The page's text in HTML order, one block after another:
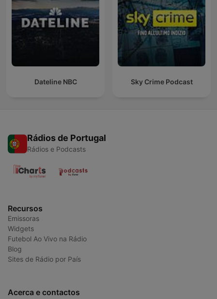
Dateline NBC Sky Crime Podcast
Rádios de Portugal
Rádios e Podcasts
Recursos
Emissoras
Widgets
Futebol Ao Vivo na Rádio
Blog
Sites de Rádio por País
Acerca e contactos